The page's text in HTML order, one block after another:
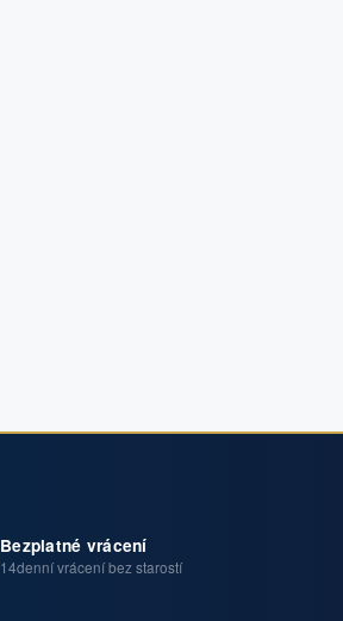
Bezplatné vrácení
14denní vrácení bez starostí